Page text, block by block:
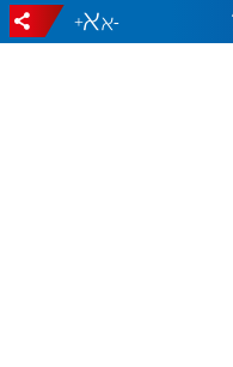
-
+